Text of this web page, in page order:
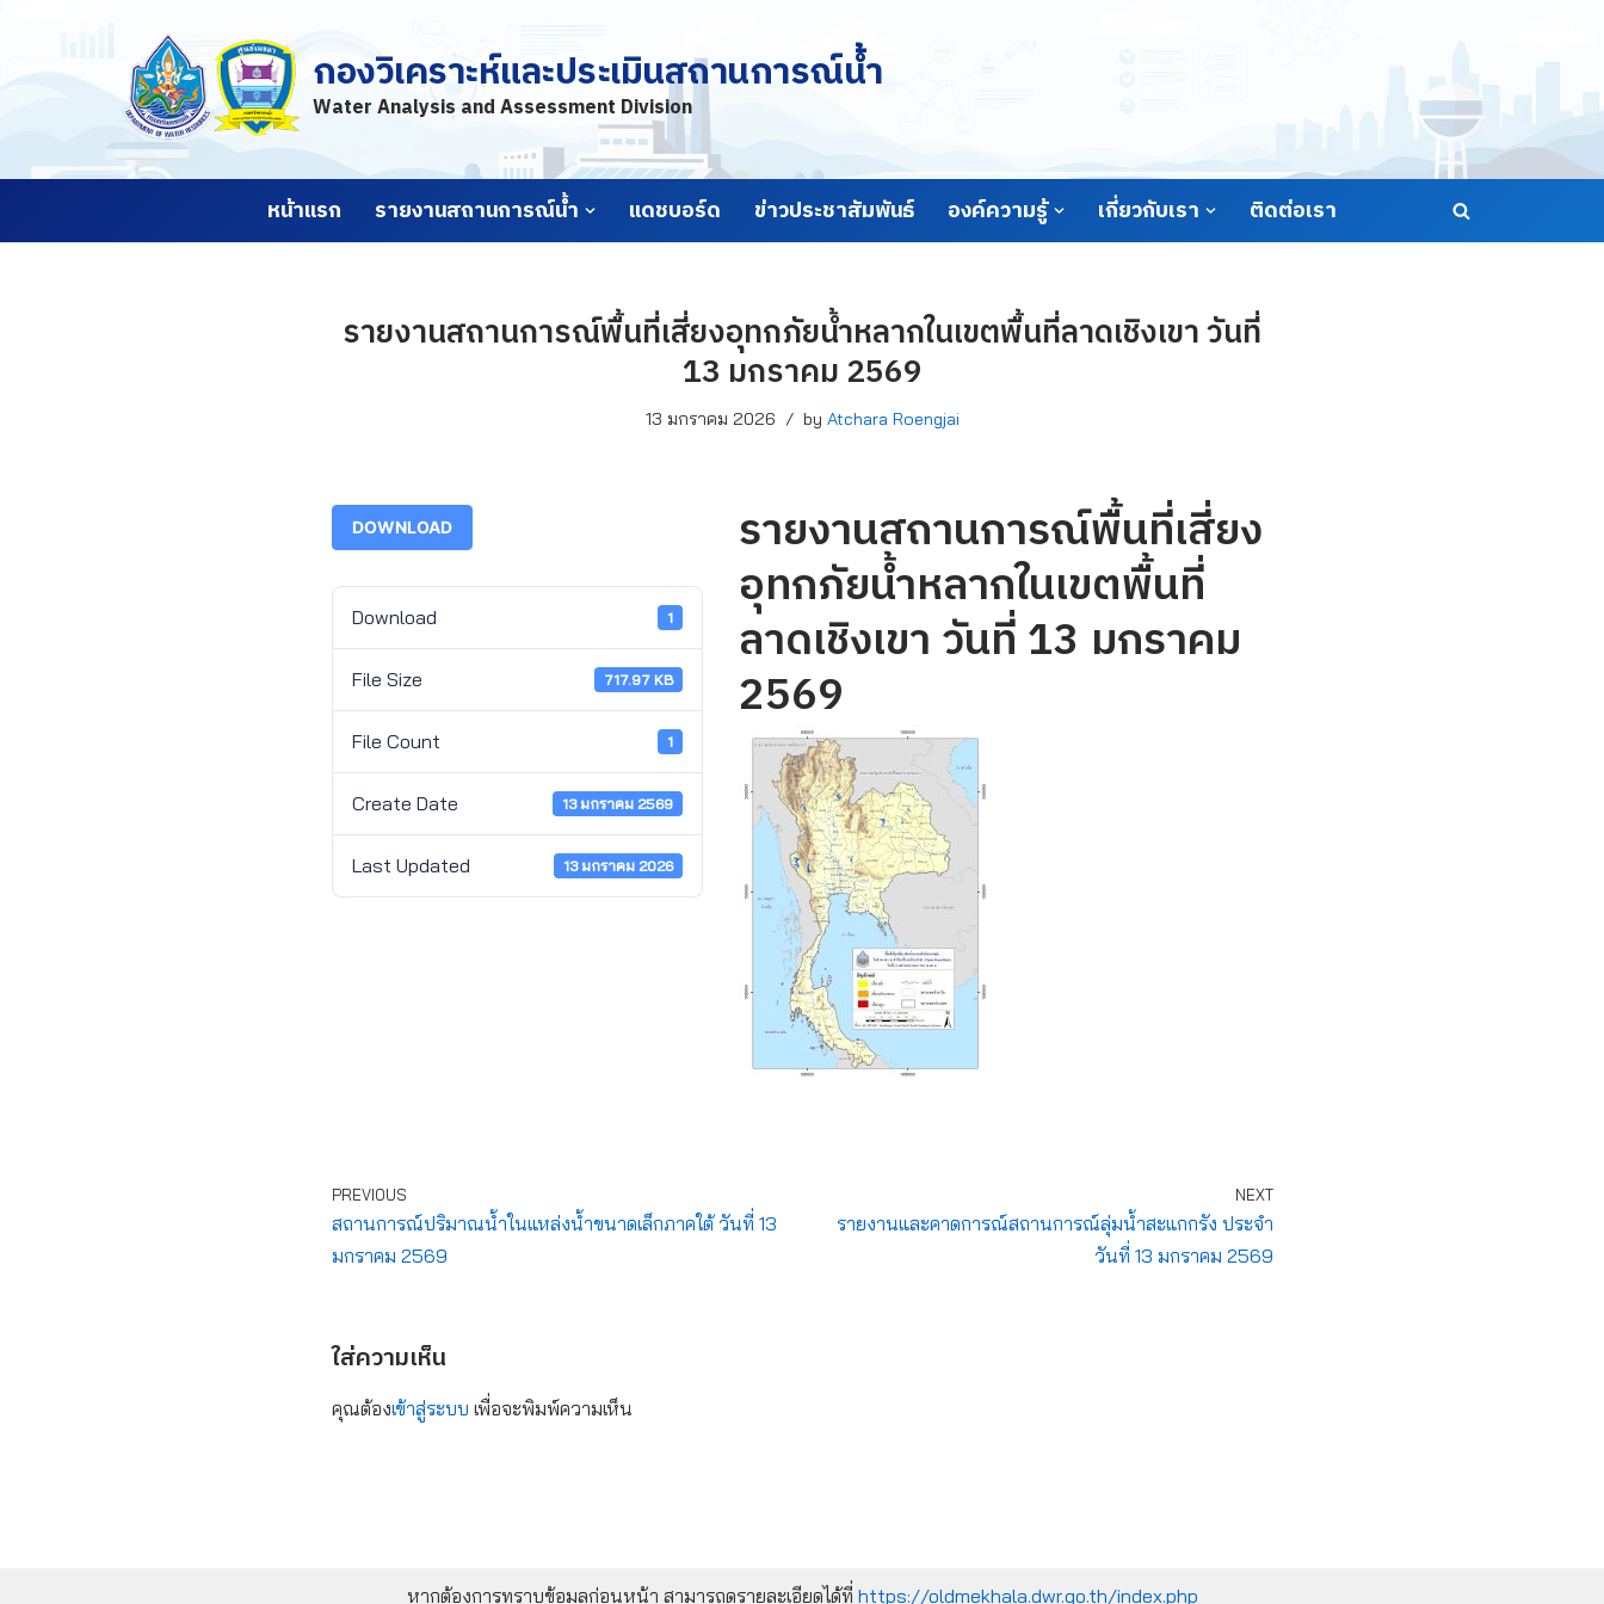
กองวิเคราะห์และประเมินสถานการณ์น้ำ
Water Analysis and Assessment Division
หน้าแรก รายงานสถานการณ์น้ำ แดชบอร์ด ข่าวประชาสัมพันธ์ องค์ความรู้ เกี่ยวกับเรา ติดต่อเรา
รายงานสถานการณ์พื้นที่เสี่ยงอุทกภัยน้ำหลากในเขตพื้นที่ลาดเชิงเขา วันที่
13 มกราคม 2569
13 มกราคม 2026 by Atchara Roengjai
DOWNLOAD
Download 1
File Size 717.97 KB
File Count 1
Create Date 13 มกราคม 2569
Last Updated 13 มกราคม 2026
รายงานสถานการณ์พื้นที่เสี่ยง
อุทกภัยน้ำหลากในเขตพื้นที่
ลาดเชิงเขา วันที่ 13 มกราคม
2569
PREVIOUS
สถานการณ์ปริมาณน้ำในแหล่งน้ำขนาดเล็กภาคใต้ วันที่ 13
มกราคม 2569
NEXT
รายงานและคาดการณ์สถานการณ์ลุ่มน้ำสะแกกรัง ประจำ
วันที่ 13 มกราคม 2569
ใส่ความเห็น
คุณต้องเข้าสู่ระบบ เพื่อจะพิมพ์ความเห็น
หากต้องการทราบข้อมูลก่อนหน้า สามารถดูรายละเอียดได้ที่ https://oldmekhala.dwr.go.th/index.php